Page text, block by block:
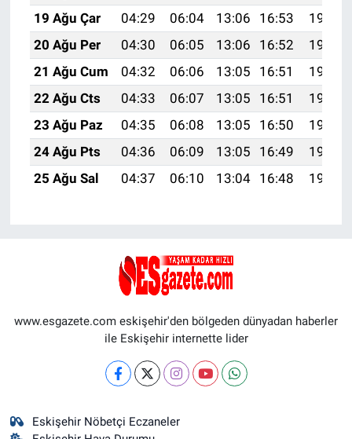
19 Ağu Çar
04:29 06:04 13:06 16:53
19:58
20 Ağu Per
04:30 06:05 13:06 16:52
19:56
21 Ağu Cum
04:32 06:06 13:05 16:51
19:55
22 Ağu Cts
04:33 06:07 13:05 16:51
19:53
23 Ağu Paz
04:35 06:08 13:05 16:50
19:52
24 Ağu Pts
04:36 06:09 13:05 16:49
19:50
25 Ağu Sal
04:37 06:10 13:04 16:48 19:49
www.esgazete.com eskişehir'den bölgeden dünyadan haberler
ile Eskişehir internette lider
Eskişehir Nöbetçi Eczaneler